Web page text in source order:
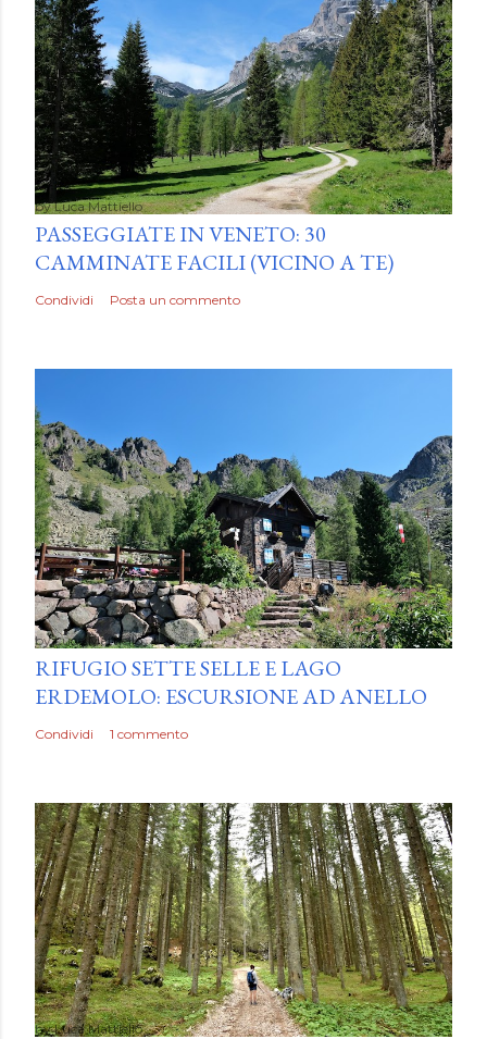
byLuca Mattiello
PASSEGGIATE IN VENETO: 30
CAMMINATE FACILI (VICINO A TE)
Condividi Posta un commento
byLuca Mattiello
RIFUGIO SETTE SELLE E LAGO
ERDEMOLO: ESCURSIONE AD ANELLO
Condividi 1 commento
byLuca Mattiello